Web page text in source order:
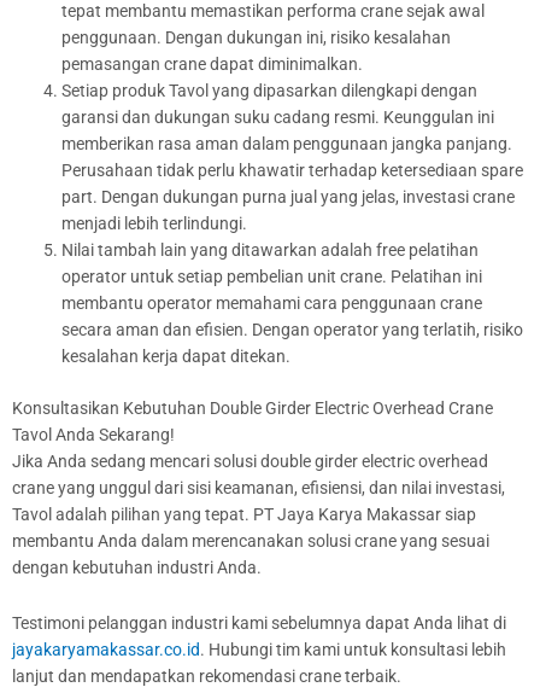
tepat membantu memastikan performa crane sejak awal
penggunaan. Dengan dukungan ini, risiko kesalahan
pemasangan crane dapat diminimalkan.
Setiap produk Tavol yang dipasarkan dilengkapi dengan
garansi dan dukungan suku cadang resmi. Keunggulan ini
memberikan rasa aman dalam penggunaan jangka panjang.
Perusahaan tidak perlu khawatir terhadap ketersediaan spare
part. Dengan dukungan purna jual yang jelas, investasi crane
menjadi lebih terlindungi.
Nilai tambah lain yang ditawarkan adalah free pelatihan
operator untuk setiap pembelian unit crane. Pelatihan ini
membantu operator memahami cara penggunaan crane
secara aman dan efisien. Dengan operator yang terlatih, risiko
kesalahan kerja dapat ditekan.
Konsultasikan Kebutuhan Double Girder Electric Overhead Crane
Tavol Anda Sekarang!
Jika Anda sedang mencari solusi double girder electric overhead
crane yang unggul dari sisi keamanan, efisiensi, dan nilai investasi,
Tavol adalah pilihan yang tepat. PT Jaya Karya Makassar siap
membantu Anda dalam merencanakan solusi crane yang sesuai
dengan kebutuhan industri Anda.
Testimoni pelanggan industri kami sebelumnya dapat Anda lihat di
jayakaryamakassar.co.id. Hubungi tim kami untuk konsultasi lebih
lanjut dan mendapatkan rekomendasi crane terbaik.